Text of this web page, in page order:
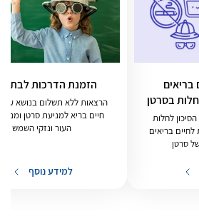
בריאים
בסרטן
לחלות
בריאים
סרטן
הזמנת הדרכות לבתי
הרצאות ללא תשלום בנושא
חיים בריא למניעת סרטן
העור ונזקי השמש
למידע נוסף